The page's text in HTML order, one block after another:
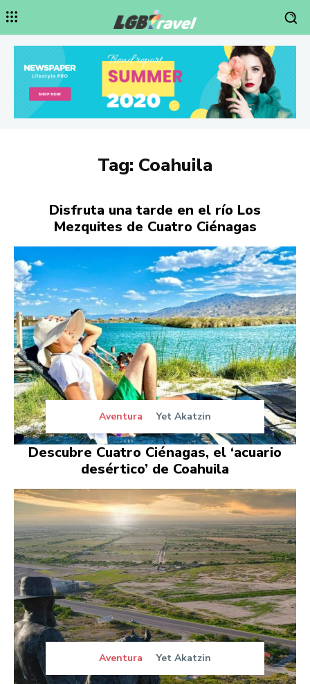
Tag: Coahuila
Disfruta una tarde en el río Los
Mezquites de Cuatro Ciénagas
Aventura Yet Akatzin
Descubre Cuatro Ciénagas, el ‘acuario
desértico’ de Coahuila
Aventura Yet Akatzin